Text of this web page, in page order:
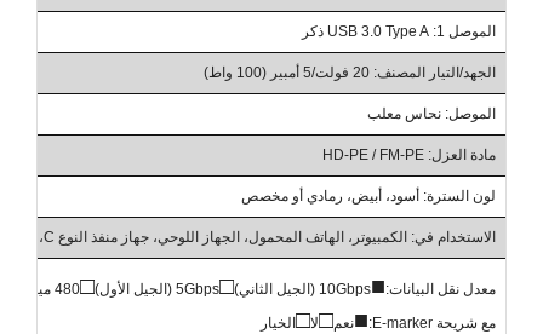
الموصل 1: USB 3.0 Type A ذكر
الجهد/التيار المصنف: 20 فولت/5 أمبير (100 واط)
الموصل: نحاس معلب
مادة العزل: HD-PE / FM-PE
لون السترة: أسود، أبيض، رمادي أو مخصص
الاستخدام في: الكمبيوتر، الهاتف المحمول، الجهاز اللوحي، جهاز منفذ النوع C، وغيرها.
معدل نقل البيانات:■10Gbps (الجيل الثاني) □5Gbps (الجيل الأول) □480 ميجابت في الثانية
مع شريحة E-marker:
■نعم□لا□الخيار